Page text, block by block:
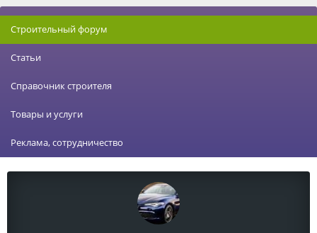
Строительный форум
Статьи
Справочник строителя
Товары и услуги
Реклама, сотрудничество